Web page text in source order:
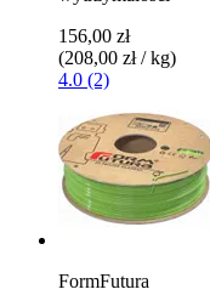
156,00 zł
(208,00 zł / kg)
4.0 (2)
FormFutura